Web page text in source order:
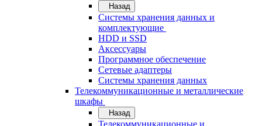
Назад
Системы хранения данных и
комплектующие
HDD и SSD
Аксессуары
Программное обеспечение
Сетевые адаптеры
Системы хранения данных
Телекоммуникационные и металлические
шкафы
Назад
Телекоммуникационные и